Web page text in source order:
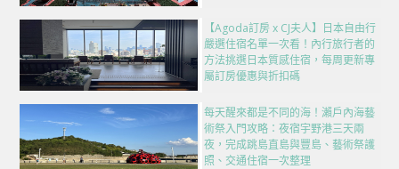
【Agoda訂房 x CJ夫人】日本自由行
嚴選住宿名單一次看！內行旅行者的
方法挑選日本質感住宿，每周更新專
屬訂房優惠與折扣碼
每天醒來都是不同的海！瀨戶內海藝
術祭入門攻略：夜宿宇野港三天兩
夜，完成跳島直島與豐島、藝術祭護
照、交通住宿一次整理